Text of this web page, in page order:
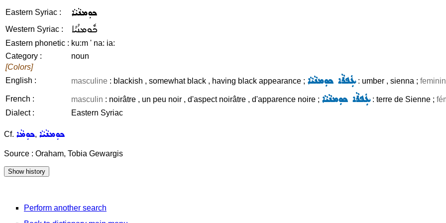
Eastern Syriac : ܟܘܼܡܢܵܝܵܐ
Western Syriac : ܟܽܘܡܢܳܝܳܐ
Eastern phonetic : ku:m ' na: ia:
Category :
noun
[Colors]
English :
masculine : blackish , somewhat black , having black appearance ; ܥܲܦܪܵܐ ܟܘܼܡܢܵܝܵܐ: umber , sienna ;
French : masculin : noirâtre , un peu noir , d'aspect noirâtre , d'apparence noire ; ܥܲܦܪܵܐ ܟܘܼܡܢܵܝܵܐ: terre de Sienne ;
Dialect :
Eastern Syriac
Cf. ܟܘܼܡܵܐ, ܟܘܼܡܢܵܝܵܐ
Source : Oraham, Tobia Gewargis
Perform another search